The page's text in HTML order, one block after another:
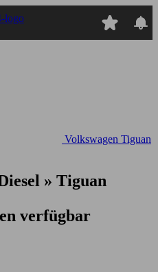
Volkswagen Tiguan
» Tiguan
verfügbar